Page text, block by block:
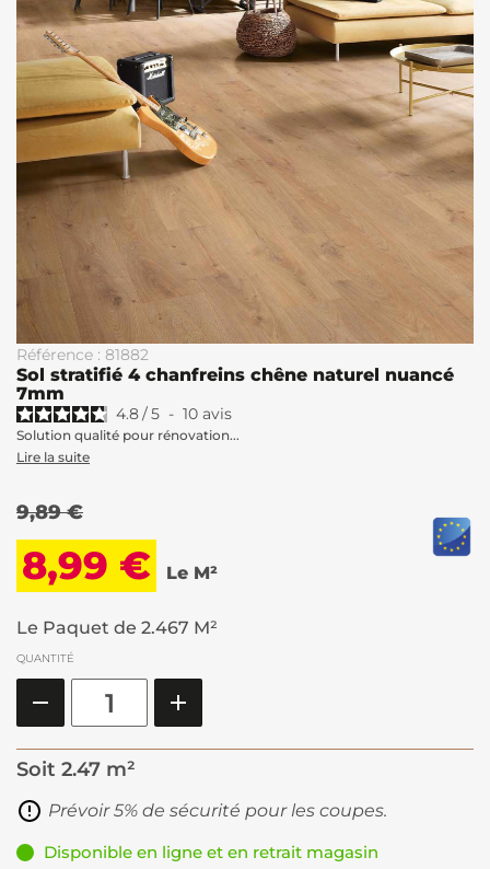
Référence : 81882
Sol stratifié 4 chanfreins chêne naturel nuancé
7mm
4.8/5 - 10 avis
Solution qualité pour rénovation...
Lire la suite
9,89 €
8,99 € Le M²
Le Paquet de 2.467 M²
QUANTITÉ
Soit 2.47 m²
Prévoir 5% de sécurité pour les coupes.
Disponible en ligne et en retrait magasin